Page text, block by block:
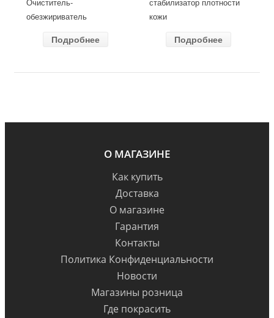
Очиститель-
обезжириватель
Подробнее
стабилизатор плотности
кожи
Подробнее
О МАГАЗИНЕ
Как купить
Доставка
О магазине
Гарантия
Контакты
Политика Конфиденциальности
Новости
Магазины розница
Где покрасить